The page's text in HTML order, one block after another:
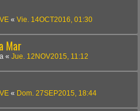
« Vie. 14OCT2016, 01:30
Mar
« Jue. 12NOV2015, 11:12
« Dom. 27SEP2015, 18:44